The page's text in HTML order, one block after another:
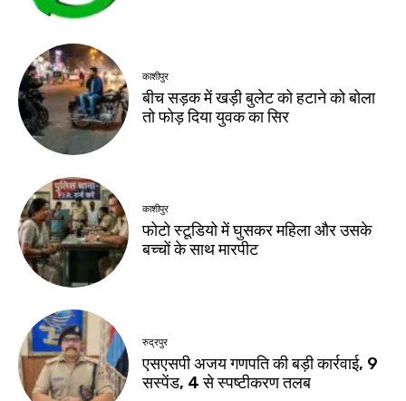
काशीपुर
बीच सड़क में खड़ी बुलेट को हटाने को बोला
तो फोड़ दिया युवक का सिर
काशीपुर
फोटो स्टूडियो में घुसकर महिला और उसके
बच्चों के साथ मारपीट
रुद्रपुर
एसएसपी अजय गणपति की बड़ी कार्रवाई, 9
सस्पेंड, 4 से स्पष्टीकरण तलब